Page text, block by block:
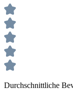
Durchschnittliche